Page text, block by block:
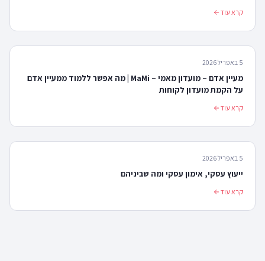
קרא עוד
5 באפריל 2026
מעיין אדם – מועדון מאמי – MaMi | מה אפשר ללמוד ממעיין אדם
על הקמת מועדון לקוחות
קרא עוד
5 באפריל 2026
ייעוץ עסקי, אימון עסקי ומה שביניהם
קרא עוד